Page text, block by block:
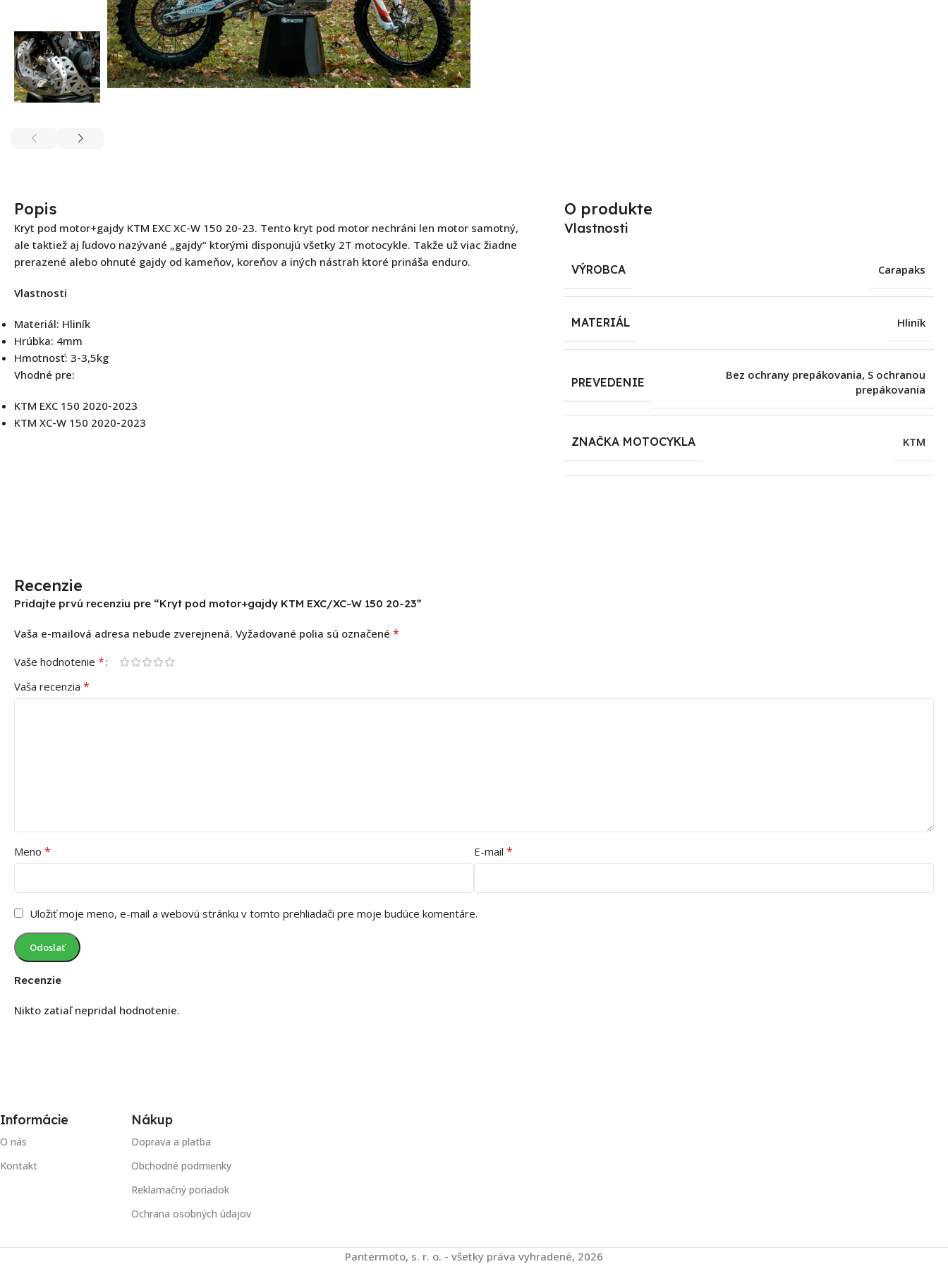
Popis
Kryt pod motor+gajdy KTM EXC XC-W 150 20-23. Tento kryt pod motor nechráni len motor samotný,
ale taktiež aj ľudovo nazývané „gajdy“ ktorými disponujú všetky 2T motocykle. Takže už viac žiadne
prerazené alebo ohnuté gajdy od kameňov, koreňov a iných nástrah ktoré prináša enduro.
Vlastnosti
Materiál: Hliník
Hrúbka: 4mm
Hmotnosť: 3-3,5kg
Vhodné pre:
KTM EXC 150 2020-2023
KTM XC-W 150 2020-2023
O produkte
Vlastnosti
VÝROBCA Carapaks
MATERIÁL Hliník
PREVEDENIE
Bez ochrany prepákovania, S ochranou
prepákovania
ZNAČKA MOTOCYKLA KTM
Recenzie
Recenzie
Nikto zatiaľ nepridal hodnotenie.
Pridajte prvú recenziu pre “Kryt pod motor+gajdy KTM EXC/XC-W 150 20-23”
Vaša e-mailová adresa nebude zverejnená. Vyžadované polia sú označené *
Vaše hodnotenie *
Vaša recenzia *
Meno * E-mail *
Uložiť moje meno, e-mail a webovú stránku v tomto prehliadači pre moje budúce komentáre.
Informácie
O nás
Kontakt
Nákup
Doprava a platba
Obchodné podmienky
Reklamačný poriadok
Ochrana osobných údajov
Pantermoto, s. r. o. - všetky práva vyhradené, 2026